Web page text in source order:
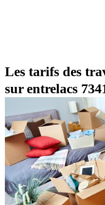
Les tarifs des
sur entrelacs